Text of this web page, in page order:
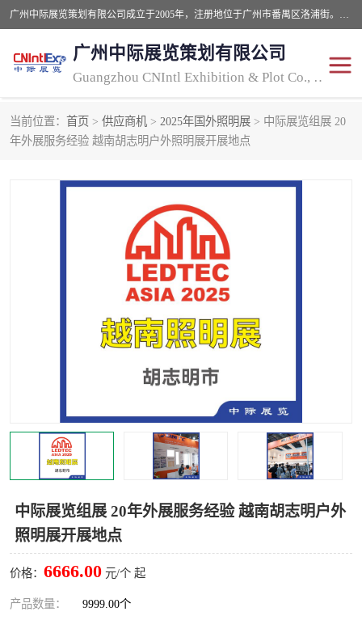
广州中际展览策划有限公司成立于2005年，注册地位于广州市番禺区洛浦街。经营范围包括会议及展览服务，大型活动组织策划服务，展台设计服务，广告业等；主要从事国外广告、标识、印花、LED、照明、光电、灯光、音响、视听、电子展览会等，展位预定-展品运输-签证-行程安排-补贴一站式服务。
广州中际展览策划有限公司
Guangzhou CNIntl Exhibition & Plot Co., Ltd.
当前位置： 首页 > 供应商机 > 2025年国外照明展 > 中际展览组展 20
年外展服务经验 越南胡志明户外照明展开展地点
中际展览组展 20年外展服务经验 越南胡志明户外
照明展开展地点
价格： 6666.00 元/个 起
产品数量： 9999.00个
2025年国外照明展 展位搭建
照明展 展品运输
视听-灯光音响展
2025年国外广告标识展 2025年国内中国香港照明
展